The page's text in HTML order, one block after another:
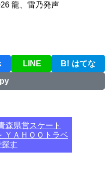
龍、雷乃発声
LINE B! はてな
森県営スケート
ＹＡＨＯＯトラベ
探す